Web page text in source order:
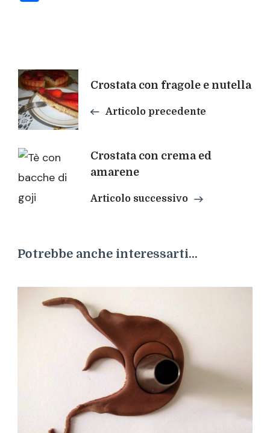
Navigazione
articoli
Crostata con fragole e nutella
Articolo precedente
Crostata con crema ed
amarene
Articolo successivo
Potrebbe anche interessarti...